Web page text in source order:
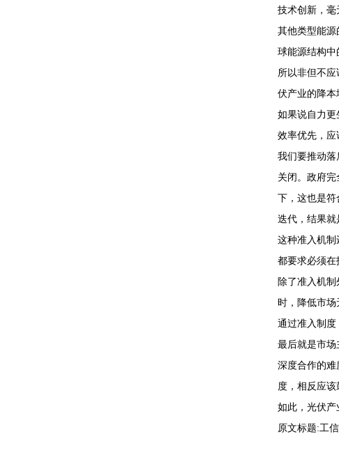
技术创新，
其他类型能
球能源结构中
所以非但不
伏产业的降本
如果说自力更
效率优先，应
我们要推动
关闭。政府
下，这也是
迭代，结果就
这种准入机制
都要求必须在
除了准入机
时，降低市场
通过准入制度
最后就是市场
深度合作的难
度，相反应该
如此，光伏产
原文标题:工